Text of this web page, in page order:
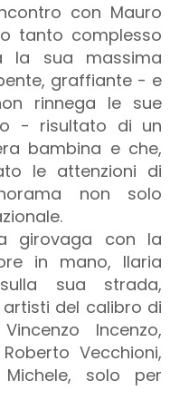
con Mauro
tanto complesso
la sua massima
graffiante - e
rinnega le sue
- risultato di un
bambina e che,
le attenzioni di
non solo
girovaga con la
in mano, Ilaria
sua strada,
del calibro di
Incenzo,
Vecchioni,
solo per